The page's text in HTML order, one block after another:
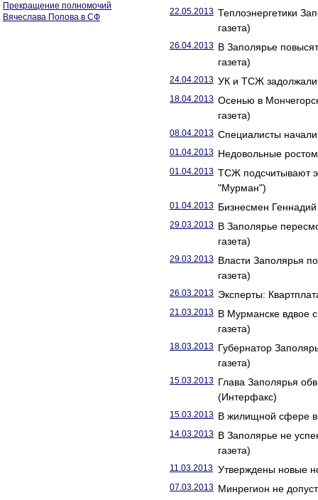
Прекращение полномочий
Вячеслава Попова в СФ
22.05.2013 Теплоэнергетики
газета)
26.04.2013 В Заполярье
газета)
24.04.2013 УК и ТСЖ задолжали
18.04.2013 Осенью в
газета)
08.04.2013 Специалисты
01.04.2013 Недовольные
01.04.2013 ТСЖ подсчитывают
"Мурман")
01.04.2013 Бизнесмен
29.03.2013 В Заполярье
газета)
29.03.2013 Власти Заполярья
газета)
26.03.2013 Эксперты:
21.03.2013 В Мурманске вдвое
газета)
18.03.2013 Губернатор
газета)
15.03.2013 Глава Заполярья
(Интерфакс)
15.03.2013 В жилищной сфере
14.03.2013 В Заполярье не
газета)
11.03.2013 Утверждены новые
07.03.2013 Минрегион не